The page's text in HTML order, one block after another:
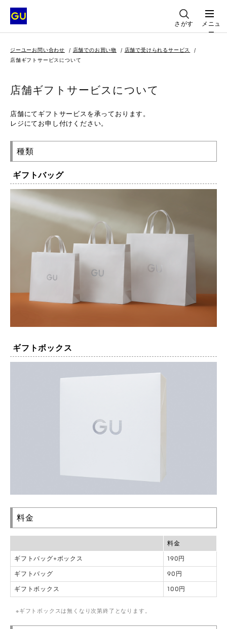
さがす
メニュ
ー
ジーユーお問い合わせ 店舗でのお買い物
店舗で受けられるサービス
店舗ギフトサービスについて
店舗ギフトサービスについて
店舗にてギフトサービスを承っております。
レジにてお申し付けください。
種類
ギフトバッグ
ギフトボックス
料金
料金
ギフトバッグ+ボックス 190円
ギフトバッグ 90円
ギフトボックス 100円
ギフトボックスは無くなり次第終了となります。